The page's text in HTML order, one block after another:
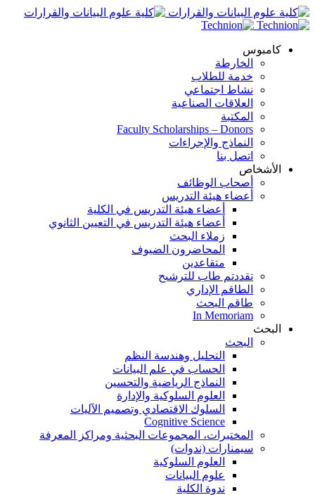
كامبوس
الخارطة
خدمة للطلاب
نشاط اجتماعي
العلاقات الصناعية
المكتبة
Faculty Scholarships – Donors
النماذج والإجراءات
اتصل بنا
الأشخاص
أصحاب الوظائف
أعضاء هيئة التدريس
أعضاء هيئة التدريس في الكلية
أعضاء هيئة التدريس في التعيين الثانوي
زملاء البحث
المحاضرون الضيوف
متقاعدين
تقددتم طاب للترشىح
الطاقم الإداري
طاقم البحث
In Memoriam
البحث
البحث
التحليل وهندسة النظم
الحساب في علم البيانات
النماذج الرياضية والتحسين
العلوم السلوكية والإدارة
السلوك الاقتصادي وتصميم الآليات
Cognitive Science
المختبرات، المجموعات البحثية ومراكز المعرفة
سيمنارات (ندوات)
العلوم السلوكية
علوم البيانات
ندوة الكلية